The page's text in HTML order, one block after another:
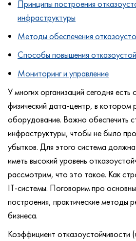
Принципы построения
инфраструктуры
Методы обеспечения
Способы повышения
Мониторинг и управление
У многих организаций сегодня есть
физический дата-центр, в котором
оборудование. Важно обеспечить
инфраструктуры, чтобы не было
убытков. Для этого система
иметь высокий уровень
рассмотрим, что это такое. Как
IT-системы. Поговорим про
построения, практические методы
бизнеса.
Коэффициент отказоустойчивости